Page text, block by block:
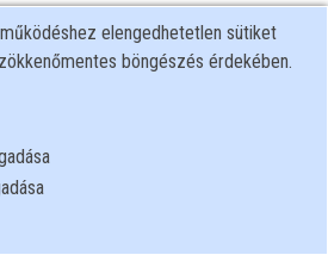
PRO-M ZRT. az intézmény
szerződést köt, az intézmények
számára elérhető, a tartalmakhoz
feltöltők által beállított hozzáférési
elengedhetetlen sütiket
böngészés érdekében.